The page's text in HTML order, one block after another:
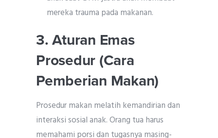
mereka trauma pada makanan.
3. Aturan Emas
Prosedur (Cara
Pemberian Makan)
Prosedur makan melatih kemandirian dan
interaksi sosial anak. Orang tua harus
memahami porsi dan tugasnya masing-